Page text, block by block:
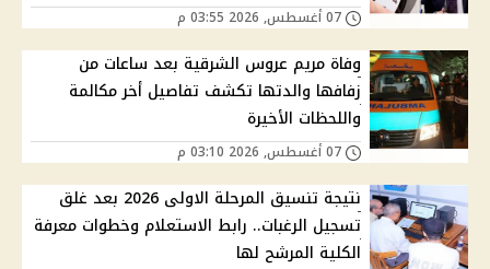
وفاة مريم عروس الشرقية بعد ساعات من
زفافها والدتها تكشف تفاصيل أخر مكالمة
واللحظات الأخيرة
نتيجة تنسيق المرحلة الاولى 2026 بعد غلق
تسجيل الرغبات.. رابط الاستعلام وخطوات معرفة
الكلية المرشح لها